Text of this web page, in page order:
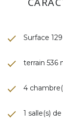
Surface
terrain 536
4
1 salle(s)